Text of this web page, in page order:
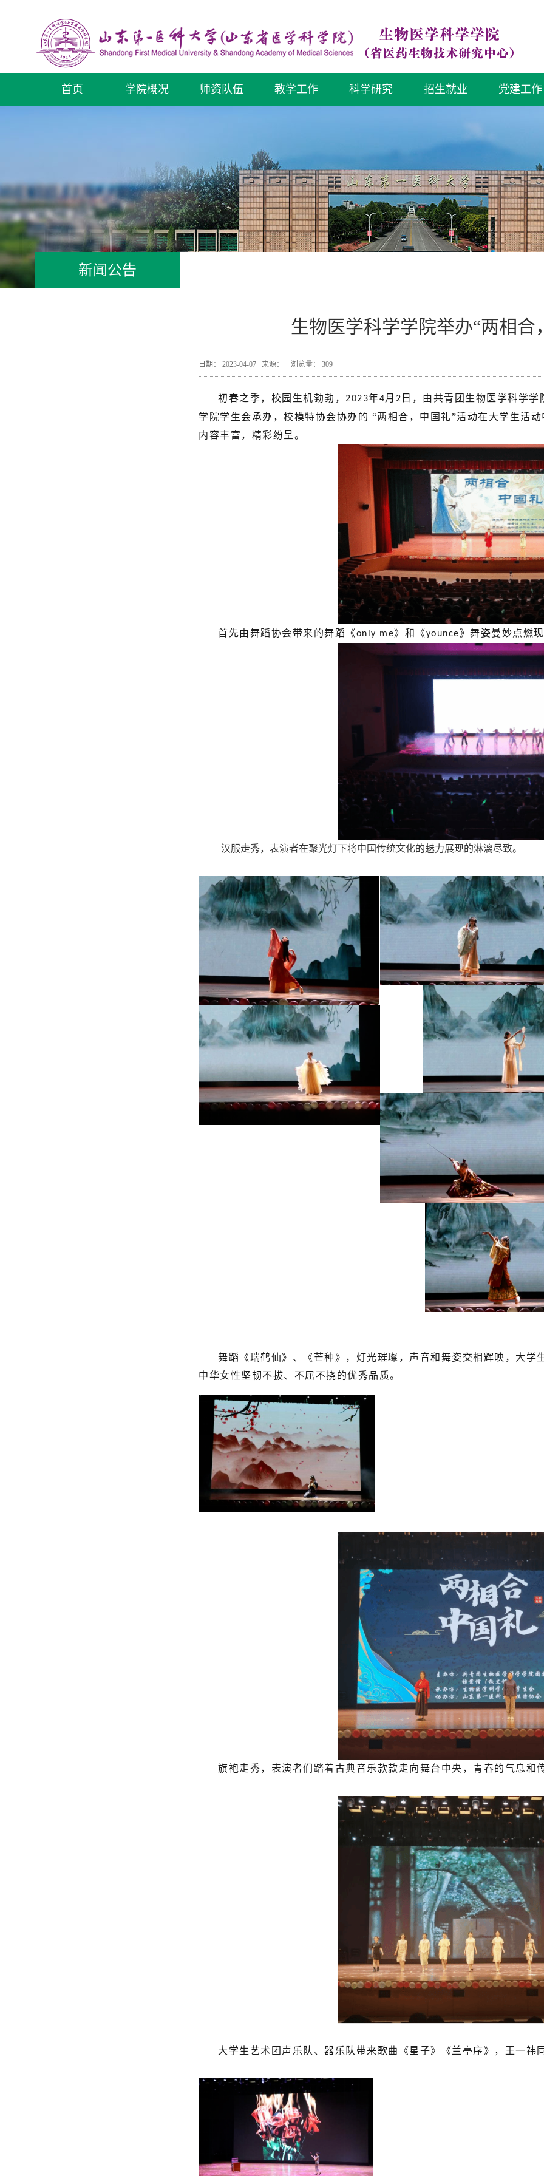
首页 学院概况 师资队伍 教学工作 科学研究 招生就业 党建工作
新闻公告
生物医学科学学院举办“两相合
日期： 2023-04-07 来源： 浏览量： 309
初春之季，校园生机勃勃， 2023年4月 2 日，由共青团生物医学科学
学院学生会承办，校模特协会协办的 “两相合，中国礼”活动在大学生活
内容丰富，精彩纷呈。
首先由舞蹈协会带来的舞蹈《only me》和《younce》舞姿曼妙点燃
汉服走秀，表演者在聚光灯下将中国传统文化的魅力展现的淋漓尽致。
舞蹈《瑞鹤仙》、《芒种》，灯光璀璨，声音和舞姿交相辉映，大
中华女性坚韧不拔、不屈不挠的优秀品质。
旗袍走秀，表演者们踏着古典音乐款款走向舞台中央，青春的气息和
大学生艺术团声乐队、器乐队带来歌曲《星子》《兰亭序》，王一